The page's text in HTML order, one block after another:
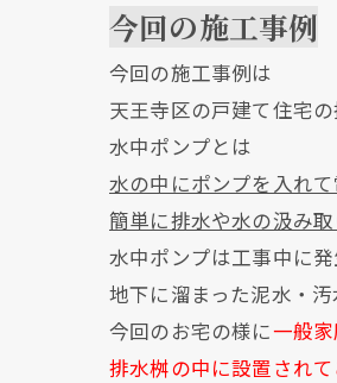
今回の施工事例
今回の施工事例は
天王寺区の戸建て住宅
水中ポンプとは
水の中にポンプを入れて
簡単に排水や水の汲み取
水中ポンプは工事中に発
地下に溜まった泥水・汚
今回のお宅の様に一般
排水桝の中に設置され